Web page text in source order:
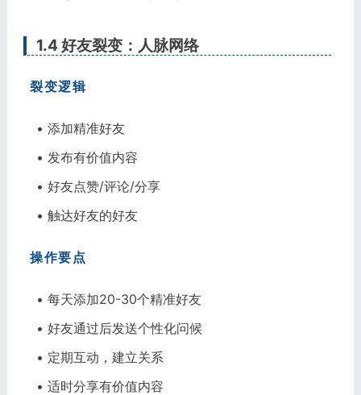
1.4 好友裂变：人脉网络
裂变逻辑
• 添加精准好友
• 发布有价值内容
• 好友点赞/评论/分享
• 触达好友的好友
操作要点
• 每天添加20-30个精准好友
• 好友通过后发送个性化问候
• 定期互动，建立关系
• 适时分享有价值内容